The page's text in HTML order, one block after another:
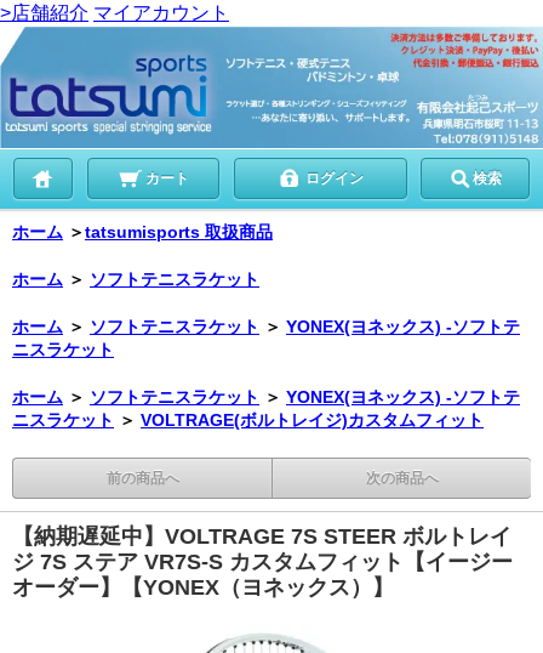
>店舗紹介 マイアカウント
カート ログイン 検索
ホーム ＞tatsumisports 取扱商品
ホーム ＞ ソフトテニスラケット
ホーム ＞ ソフトテニスラケット ＞ YONEX(ヨネックス) -ソフトテ
ニスラケット
ホーム ＞ ソフトテニスラケット ＞ YONEX(ヨネックス) -ソフトテ
ニスラケット ＞ VOLTRAGE(ボルトレイジ)カスタムフィット
前の商品へ 次の商品へ
【納期遅延中】VOLTRAGE 7S STEER ボルトレイ
ジ 7S ステア VR7S-S カスタムフィット【イージー
オーダー】【YONEX（ヨネックス）】